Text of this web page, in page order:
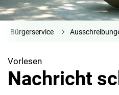
Bürgerservice
Vorlesen
Nachricht